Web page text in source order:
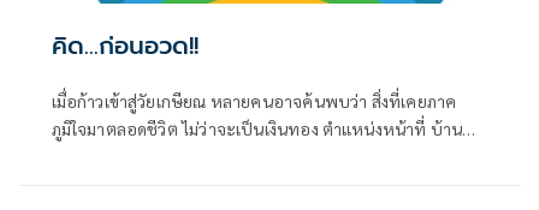
คิด...ก่อนอวด!!
เมื่อก้าวเข้าสู่วัยเกษียณ หลายคนอาจค้นพบว่า สิ่งที่เคยภาค
ภูมิใจมาตลอดชีวิต ไม่ว่าจะเป็นเงินทอง ตำแหน่งหน้าที่ บ้าน